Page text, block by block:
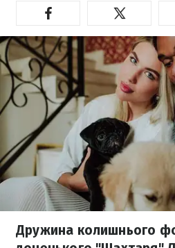
Дружина колишнього